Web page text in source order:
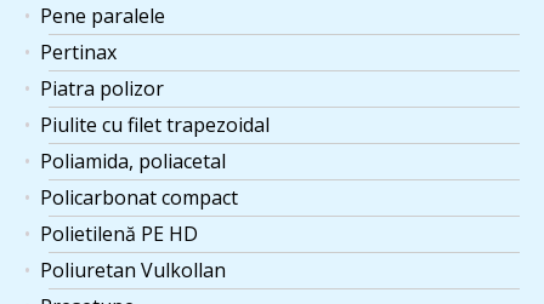
Pene paralele
Pertinax
Piatra polizor
Piulite cu filet trapezoidal
Poliamida, poliacetal
Policarbonat compact
Polietilenă PE HD
Poliuretan Vulkollan